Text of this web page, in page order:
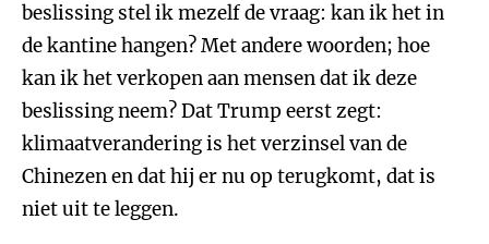
beslissing stel ik mezelf de vraag: kan ik het in
de kantine hangen? Met andere woorden; hoe
kan ik het verkopen aan mensen dat ik deze
beslissing neem? Dat Trump eerst zegt:
klimaatverandering is het verzinsel van de
Chinezen en dat hij er nu op terugkomt, dat is
niet uit te leggen.